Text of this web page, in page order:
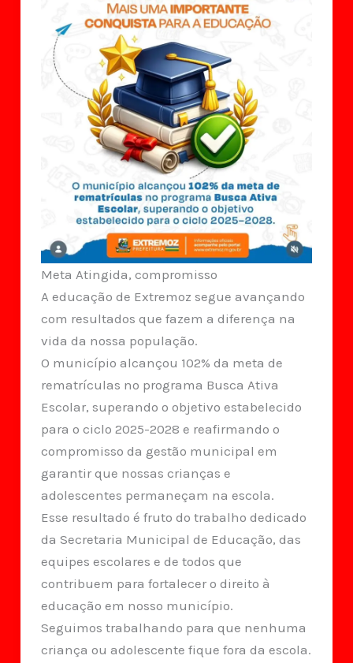
Meta Atingida, compromisso
A educação de Extremoz segue avançando
com resultados que fazem a diferença na
vida da nossa população.
O município alcançou 102% da meta de
rematrículas no programa Busca Ativa
Escolar, superando o objetivo estabelecido
para o ciclo 2025-2028 e reafirmando o
compromisso da gestão municipal em
garantir que nossas crianças e
adolescentes permaneçam na escola.
Esse resultado é fruto do trabalho dedicado
da Secretaria Municipal de Educação, das
equipes escolares e de todos que
contribuem para fortalecer o direito à
educação em nosso município.
Seguimos trabalhando para que nenhuma
criança ou adolescente fique fora da escola.